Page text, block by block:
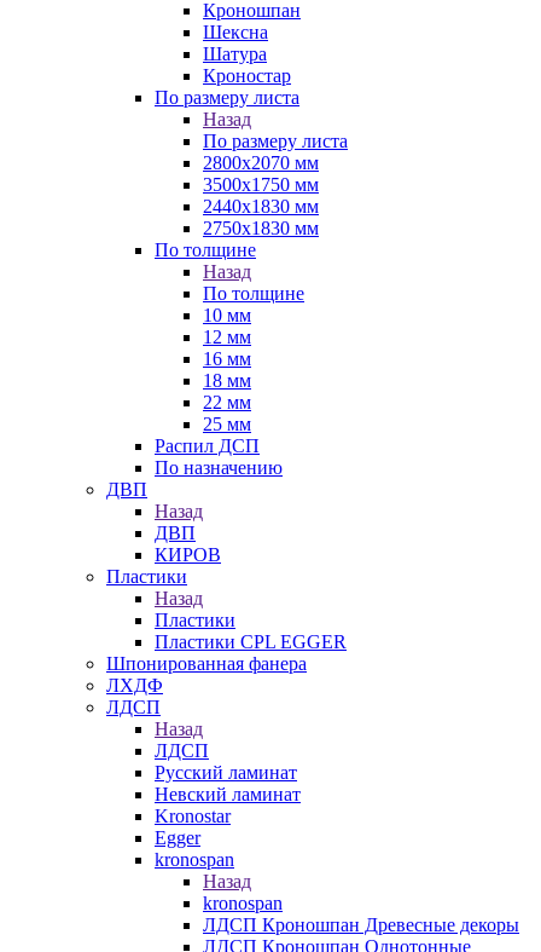
Кроношпан
Шексна
Шатура
Кроностар
По размеру листа
Назад
По размеру листа
2800х2070 мм
3500х1750 мм
2440х1830 мм
2750х1830 мм
По толщине
Назад
По толщине
10 мм
12 мм
16 мм
18 мм
22 мм
25 мм
Распил ДСП
По назначению
ДВП
Назад
ДВП
КИРОВ
Пластики
Назад
Пластики
Пластики CPL EGGER
Шпонированная фанера
ЛХДФ
ЛДСП
Назад
ЛДСП
Русский ламинат
Невский ламинат
Kronostar
Egger
kronospan
Назад
kronospan
ЛДСП Кроношпан Древесные декоры
ЛДСП Кроношпан Однотонные